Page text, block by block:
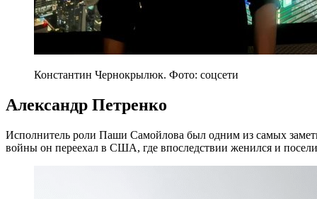
Константин Чернокрылюк. Фото: соцсети
Александр Петренко
Исполнитель роли Паши Самойлова был одним из самых
войны он переехал в США, где впоследствии женился и